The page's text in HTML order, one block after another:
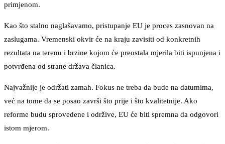
primjenom.
Kao što stalno naglašavamo, pristupanje EU je proces zasnovan na
zaslugama. Vremenski okvir će na kraju zavisiti od konkretnih
rezultata na terenu i brzine kojom će preostala mjerila biti ispunjena i
potvrđena od strane država članica.
Najvažnije je održati zamah. Fokus ne treba da bude na datumima,
već na tome da se posao završi što prije i što kvalitetnije. Ako
reforme budu sprovedene i održive, EU će biti spremna da odgovori
istom mjerom.